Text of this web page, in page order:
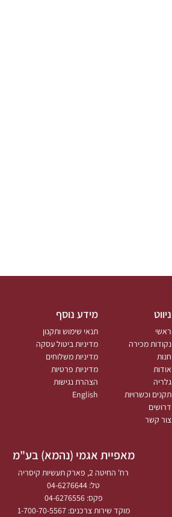
מאפיית אגמי (נהמא) בע"מ
רח' החיטה 2, פארק תעשיות קיסריה
טל: 04-6276644
פקס: 04-6276556
מוקד שירות צרכנים: 1-700-70-5567
ניווט
ראשי
נקודות מכירה
חנות
אודות
גלריה
תקנים וכשרויות
דרושים
צור קשר
מידע נוסף
תנאי שימוש ותקנון
מדיניות ביטול עסקה
מדיניות משלוחים
מדיניות פרטיות
הצהרת נגישות
English